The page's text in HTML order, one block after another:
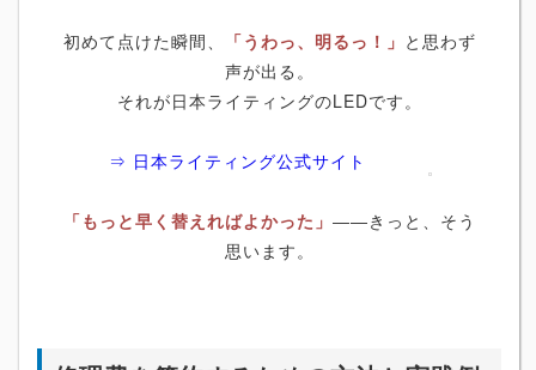
初めて点けた瞬間、 「うわっ、明るっ！」 と思わず
声が出る。
それが日本ライティングのLEDです。
⇒ 日本ライティング公式サイト
「もっと早く替えればよかった」 ――きっと、そう
思います。